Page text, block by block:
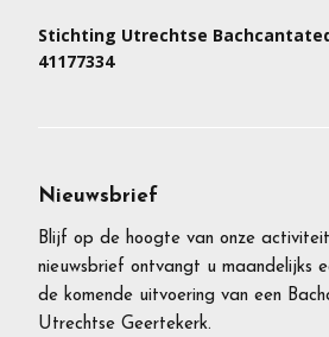
Stichting Utrechtse
41177334
Nieuwsbrief
Blijf op de hoogte van onze
nieuwsbrief ontvangt u maandelijks
de komende uitvoering van een
Utrechtse Geertekerk.